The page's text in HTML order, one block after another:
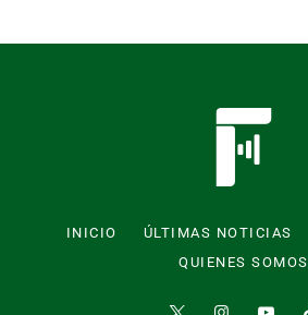
INICIO ÚLTIMAS NOTICIAS
QUIENES SOMOS